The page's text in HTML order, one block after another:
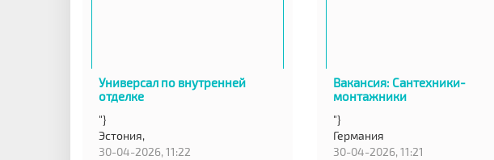
Универсал по внутренней
отделке
"}
Эстония,
30-04-2026, 11:22
Вакансия: Сантехники-
монтажники
"}
Германия
30-04-2026, 11:21